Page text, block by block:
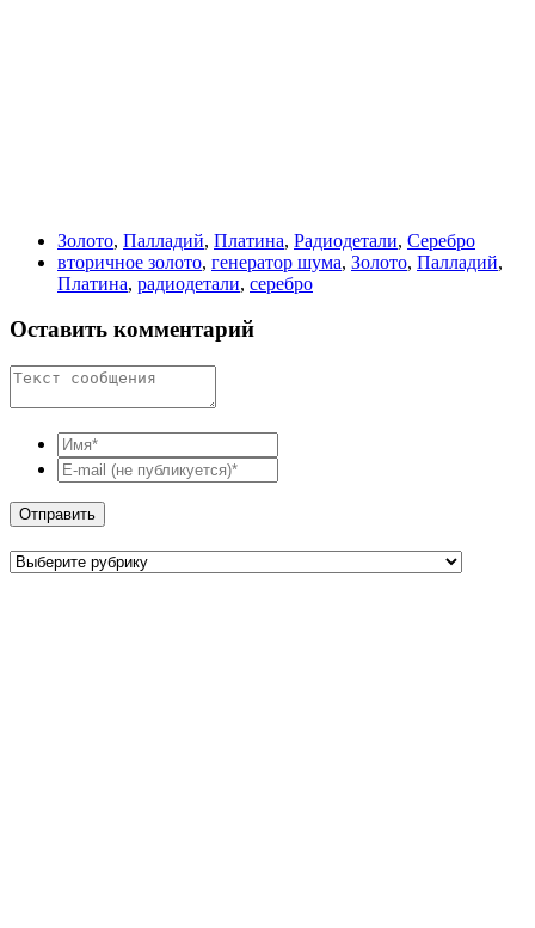
Золото, Палладий, Платина, Радиодетали, Серебро
вторичное золото, генератор шума, Золото, Палладий,
Платина, радиодетали, серебро
Оставить комментарий